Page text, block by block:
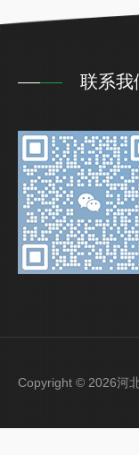
联系我
Copyright © 2026河